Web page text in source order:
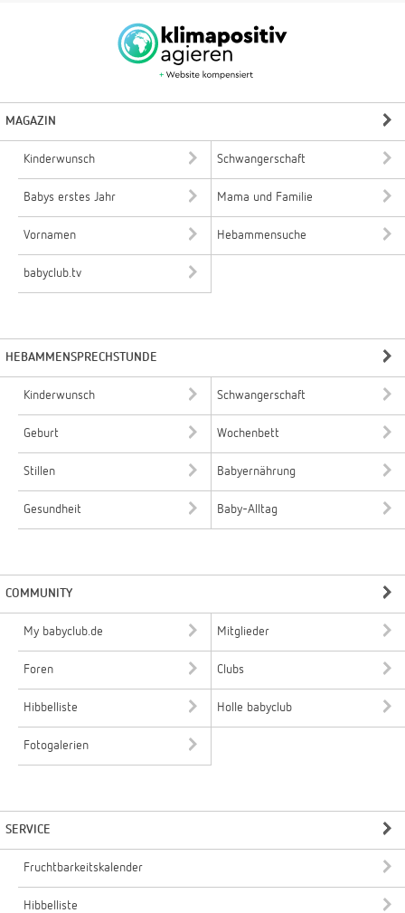
MAGAZIN
Kinderwunsch Schwangerschaft
Babys erstes Jahr Mama und Familie
Vornamen Hebammensuche
babyclub.tv
HEBAMMENSPRECHSTUNDE
Kinderwunsch Schwangerschaft
Geburt Wochenbett
Stillen Babyernährung
Gesundheit Baby-Alltag
COMMUNITY
My babyclub.de Mitglieder
Foren Clubs
Hibbelliste Holle babyclub
Fotogalerien
SERVICE
Fruchtbarkeitskalender
Hibbelliste